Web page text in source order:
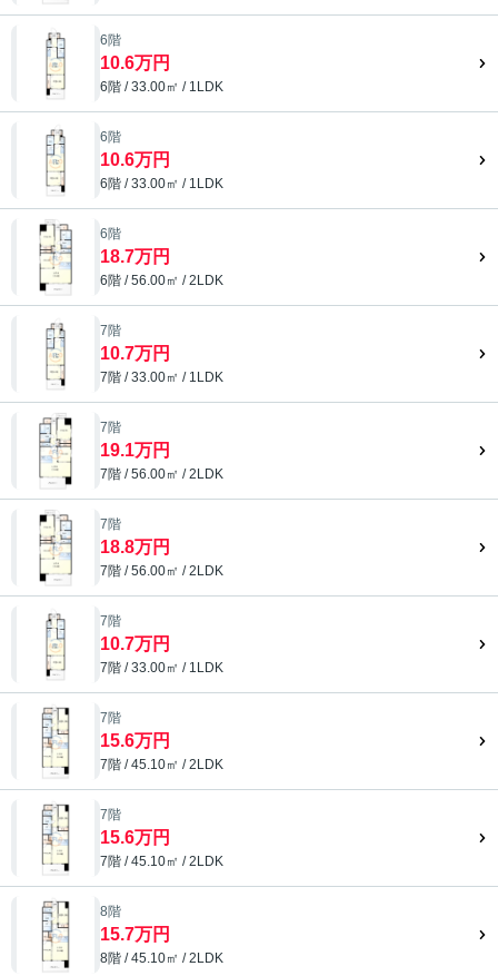
6階
10.6万円
6階 / 33.00㎡ / 1LDK
6階
10.6万円
6階 / 33.00㎡ / 1LDK
6階
18.7万円
6階 / 56.00㎡ / 2LDK
7階
10.7万円
7階 / 33.00㎡ / 1LDK
7階
19.1万円
7階 / 56.00㎡ / 2LDK
7階
18.8万円
7階 / 56.00㎡ / 2LDK
7階
10.7万円
7階 / 33.00㎡ / 1LDK
7階
15.6万円
7階 / 45.10㎡ / 2LDK
7階
15.6万円
7階 / 45.10㎡ / 2LDK
8階
15.7万円
8階 / 45.10㎡ / 2LDK